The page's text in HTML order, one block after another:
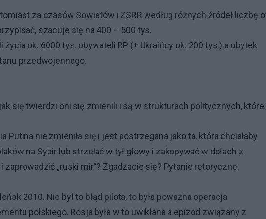
za czasów Sowietów i ZSRR według różnych źródeł liczbę
szacuje się na 400 – 500 tys.
ok. 6000 tys. obywateli RP (+ Ukraińcy ok. 200 tys.) a ubytek
przedwojennego.
się twierdzi oni się zmienili i są w strukturach politycznych, które
Putina nie zmieniła się i jest postrzegana jako ta, która chciałaby
na Sybir lub strzelać w tył głowy i zakopywać w dołach z
„ruski mir”? Zgadzacie się? Pytanie retoryczne.
2010. Nie był to błąd pilota, to była poważna operacja
polskiego. Rosja była w to uwikłana a epizod związany z